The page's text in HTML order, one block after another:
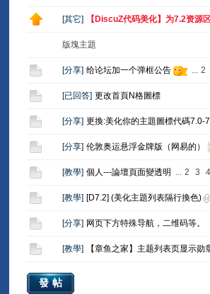
[其它] 【DiscuZ代码美化】为7.2资源
版塊主題
[分享] 给论坛加一个弹框公告 ... 2
[已回答] 更改首頁N格圖標
[分享] 更換:美化你的主題圖標代碼7.0-
[分享] 伦敦奥运悬浮金牌版（网易的）
[教學] 個人---論壇頁面變透明 ... 2 3 4
[教學] [D7.2] (美化主題列表隔行換色)
[分享] 网页下方特殊导航，二维码等。
[教學] 【章鱼之家】主题列表页显示勋
發帖